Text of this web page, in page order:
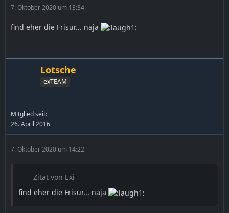
7. Oktober 2020 um 13:34
find eher die Frisur... naja
Lotsche
exTEAM
Mitglied seit:
26. April 2016
7. Oktober 2020 um 14:22
Zitat von Exi
find eher die Frisur... naja